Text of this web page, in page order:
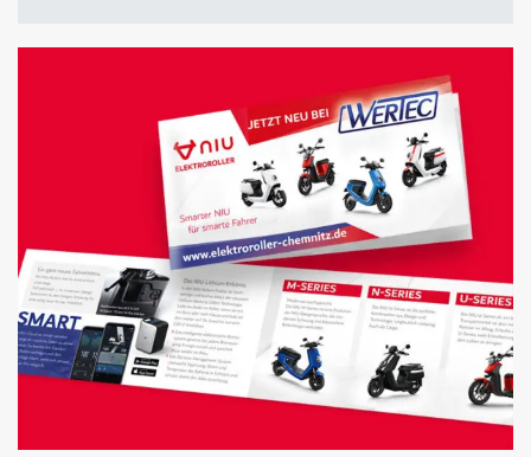
GESTALTUNG & HANDLING